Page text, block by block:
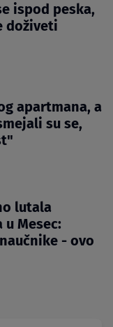
ispod peska,
doživeti
apartmana, a
su se,
lutala
Mesec:
- ovo